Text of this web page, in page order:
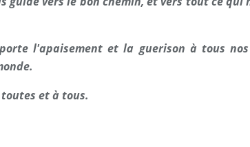
l'apaisement et la guerison à tous
et à tous.